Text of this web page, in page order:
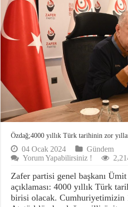
Özdağ;4000 yıllık Türk tarihinin zor
04 Ocak 2024
Gündem
Yorum Yapabilirsiniz !
Zafer partisi genel başkanı Ümit
açıklaması: 4000 yıllık Türk
birisi olacak. Cumhuriyetimizin